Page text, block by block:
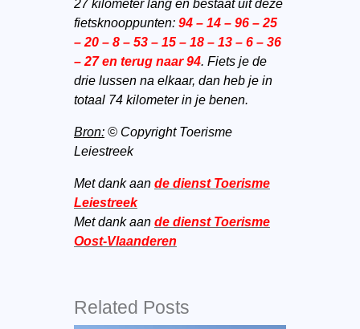
27 kilometer lang en bestaat uit deze
fietsknooppunten: 94 – 14 – 96 – 25
– 20 – 8 – 53 – 15 – 18 – 13 – 6 – 36
– 27 en terug naar 94. Fiets je de
drie lussen na elkaar, dan heb je in
totaal 74 kilometer in je benen.
Bron:© Copyright Toerisme
Leiestreek
Met dank aan de dienst Toerisme
Leiestreek
Met dank aan de dienst Toerisme
Oost-Vlaanderen
Related Posts